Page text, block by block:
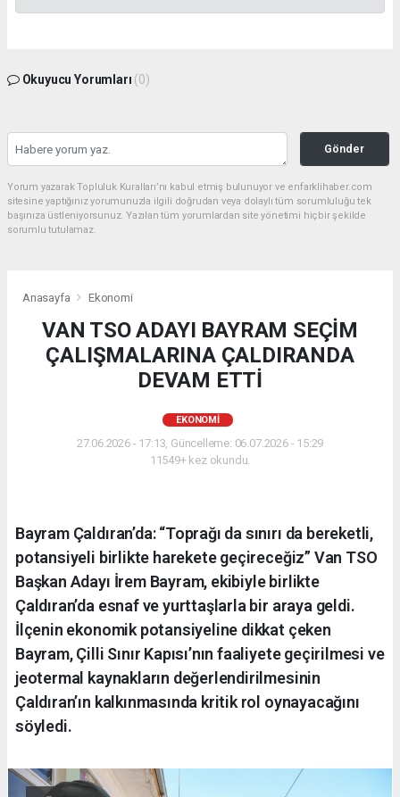
Okuyucu Yorumları (0)
Gönder
Yorum yazarak Topluluk Kuralları’nı kabul etmiş bulunuyor ve enfarklihaber.com
sitesine yaptığınız yorumunuzla ilgili doğrudan veya dolaylı tüm sorumluluğu tek
başınıza üstleniyorsunuz. Yazılan tüm yorumlardan site yönetimi hiçbir şekilde
sorumlu tutulamaz.
Anasayfa Ekonomi
VAN TSO ADAYI BAYRAM SEÇİM
ÇALIŞMALARINA ÇALDIRANDA
DEVAM ETTİ
EKONOMI
27.06.2026 - 17:13, Güncelleme: 06.07.2026 - 15:29
11549+ kez okundu.
Bayram Çaldıran’da: “Toprağı da sınırı da bereketli,
potansiyeli birlikte harekete geçireceğiz” Van TSO
Başkan Adayı İrem Bayram, ekibiyle birlikte
Çaldıran’da esnaf ve yurttaşlarla bir araya geldi.
İlçenin ekonomik potansiyeline dikkat çeken
Bayram, Çilli Sınır Kapısı’nın faaliyete geçirilmesi ve
jeotermal kaynakların değerlendirilmesinin
Çaldıran’ın kalkınmasında kritik rol oynayacağını
söyledi.